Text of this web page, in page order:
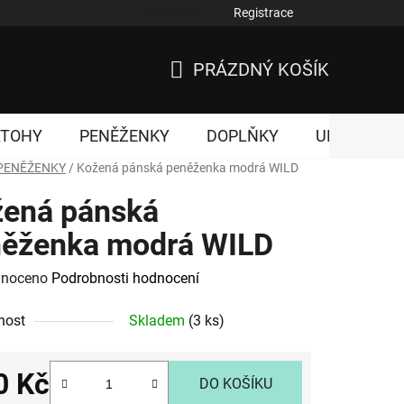
Registrace
KOŠÍK
PRÁZDNÝ KOŠÍK
PENĚŽENKY DOPLŇKY UNISEX
/ Kožená pánská peněženka modrá WILD
pánská
modrá WILD
Podrobnosti hodnocení
Skladem (3 ks)
Kč DO KOŠÍKU